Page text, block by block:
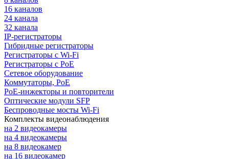
16 каналов
24 канала
32 канала
IP-регистраторы
Гибридные регистраторы
Регистраторы с Wi-Fi
Регистраторы с PoE
Сетевое оборудование
Коммутаторы, PoE
PoE-инжекторы и повторители
Оптические модули SFP
Беспроводные мосты Wi-Fi
Комплекты видеонаблюдения
на 2 видеокамеры
на 4 видеокамеры
на 8 видеокамер
на 16 видеокамер